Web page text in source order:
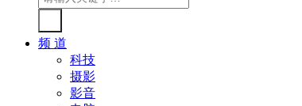
频 道
科技
摄影
影音